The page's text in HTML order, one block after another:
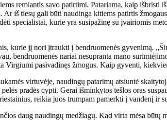
re­mian­tis sa­vo pa­tir­ti­mi. Pa­ta­ria­ma, kaip
iš tie­sų ga­li bū­ti nau­din­ga ki­tiems pa­tir­tis
spe­cia­lis­tai, ku­rie yra su­si­pa­ži­nę su įvai­rio­mis
ku­rie jį no­ri įtrauk­ti į ben­druo­me­nės gy­ve­ni­mą.
ben­druo­me­nės na­riai ne­su­pran­ta ma­no
Vir­giu­mi pa­si­va­di­nęs žmo­gus. Kaip gy­ven­ti,
vir­tu­vė­je, nau­din­gų pa­ta­ri­mų at­siun­tė
pra­dės cyp­ti. Ge­rai iš­min­ky­tos teš­los oras
rei­kia juos trum­pam pa­merk­ti į van­de­nį ir
daug nau­din­gų me­džia­gų. Kad vir­ta mė­sa bū­tų